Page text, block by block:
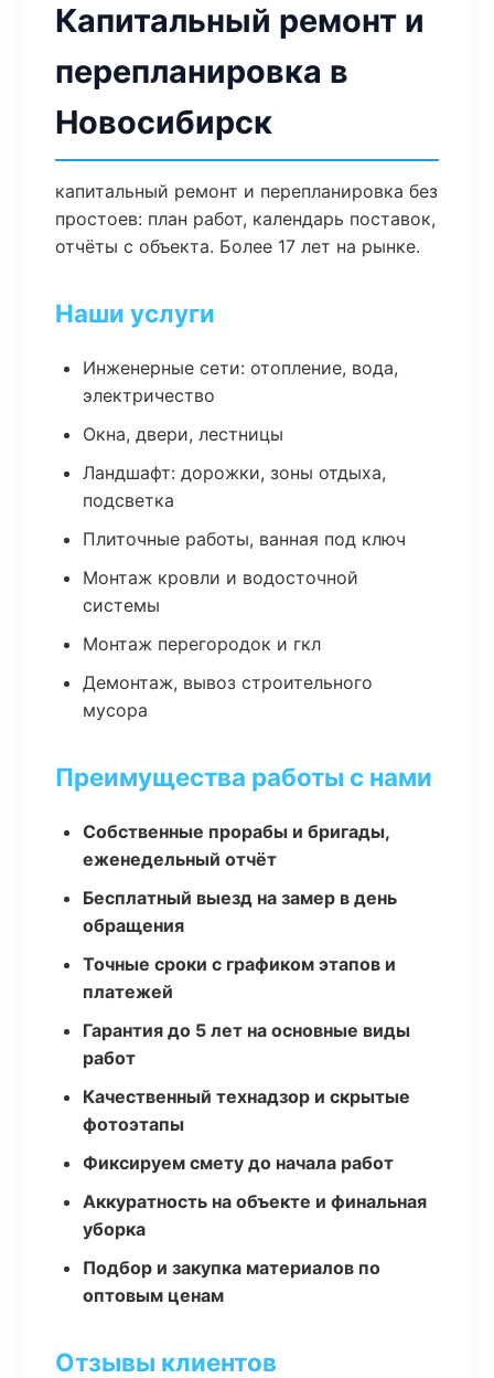
Капитальный ремонт и
перепланировка в
Новосибирск
капитальный ремонт и перепланировка без
простоев: план работ, календарь поставок,
отчёты с объекта. Более 17 лет на рынке.
Наши услуги
Инженерные сети: отопление, вода,
электричество
Окна, двери, лестницы
Ландшафт: дорожки, зоны отдыха,
подсветка
Плиточные работы, ванная под ключ
Монтаж кровли и водосточной
системы
Монтаж перегородок и гкл
Демонтаж, вывоз строительного
мусора
Преимущества работы с нами
Собственные прорабы и бригады,
еженедельный отчёт
Бесплатный выезд на замер в день
обращения
Точные сроки с графиком этапов и
платежей
Гарантия до 5 лет на основные виды
работ
Качественный технадзор и скрытые
фотоэтапы
Фиксируем смету до начала работ
Аккуратность на объекте и финальная
уборка
Подбор и закупка материалов по
оптовым ценам
Отзывы клиентов